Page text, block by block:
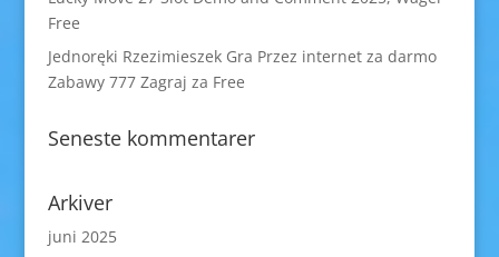
Free
Jednoręki Rzezimieszek Gra Przez internet za darmo
Zabawy 777 Zagraj za Free
Seneste kommentarer
Arkiver
juni 2025